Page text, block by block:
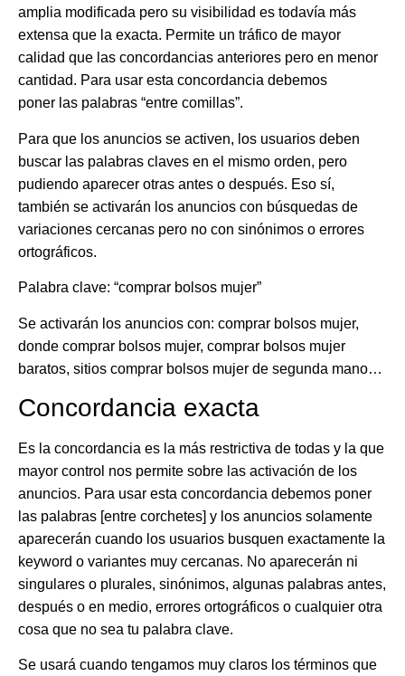
amplia modificada pero su visibilidad es todavía más
extensa que la exacta. Permite un tráfico de mayor
calidad que las concordancias anteriores pero en menor
cantidad. Para usar esta concordancia debemos
poner las palabras “entre comillas”.
Para que los anuncios se activen, los usuarios deben
buscar las palabras claves en el mismo orden, pero
pudiendo aparecer otras antes o después. Eso sí,
también se activarán los anuncios con búsquedas de
variaciones cercanas pero no con sinónimos o errores
ortográficos.
Palabra clave: “comprar bolsos mujer”
Se activarán los anuncios con: comprar bolsos mujer,
donde comprar bolsos mujer, comprar bolsos mujer
baratos, sitios comprar bolsos mujer de segunda mano…
Concordancia exacta
Es la concordancia es la más restrictiva de todas y la que
mayor control nos permite sobre las activación de los
anuncios. Para usar esta concordancia debemos poner
las palabras [entre corchetes] y los anuncios solamente
aparecerán cuando los usuarios busquen exactamente la
keyword o variantes muy cercanas. No aparecerán ni
singulares o plurales, sinónimos, algunas palabras antes,
después o en medio, errores ortográficos o cualquier otra
cosa que no sea tu palabra clave.
Se usará cuando tengamos muy claros los términos que